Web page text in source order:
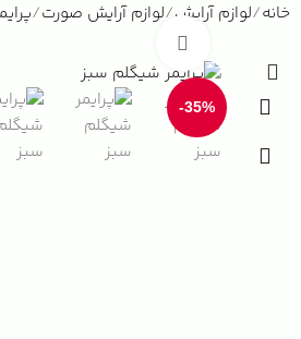
خانه لوازم آرایش لوازم آرایش صورت
-35%